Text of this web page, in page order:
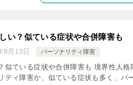
い？似ている症状や合併障害も
9月13日 パーソナリティ障害
似ている症状や合併障害も 境界性人格
ティ障害か、似ている症状も多く、パ